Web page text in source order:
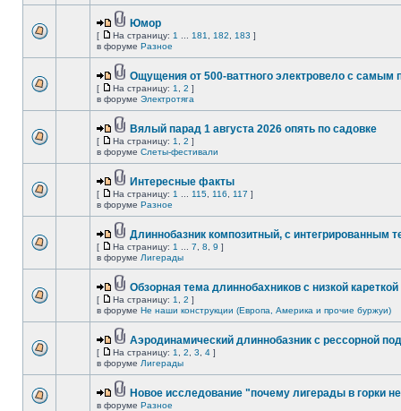
Юмор
[ На страницу: 1 181 182 183 ]
в форуме Разное
Ощущения от 500-ваттного электровело с самым
[ На страницу: 1 2 ]
в форуме Электротяга
Вялый парад 1 августа 2026 опять по садовке
[ На страницу: 1 2 ]
в форуме Слеты-фестивали
Интересные факты
[ На страницу: 1 115 116 117 ]
в форуме Разное
Длиннобазник композитный, с интегрированным
[ На страницу: 1 7 8 9 ]
в форуме Лигерады
Обзорная тема длиннобахников с низкой кареткой
[ На страницу: 1 2 ]
в форуме Не наши конструкции (Европа, Америка и прочие буржуи)
Аэродинамический длиннобазник с рессорной
[ На страницу: 1 2 3 4 ]
в форуме Лигерады
Новое исследование "почему лигерады в горки
в форуме Разное